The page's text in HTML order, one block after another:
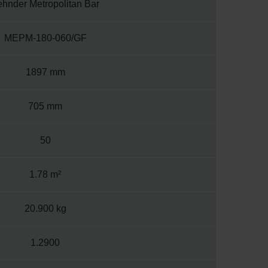
Metropolitan Bar
MEPM-180-060/GF
1897 mm
705 mm
50
1.78 m²
20.900 kg
1.2900